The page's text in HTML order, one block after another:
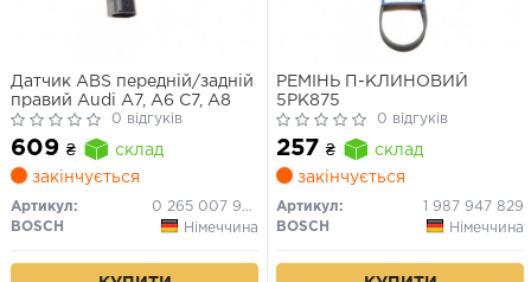
Датчик ABS передній/задній
правий Audi A7, A6 C7, A8
0 відгуків
609 ₴
склад
закінчується
Артикул:
0 265 007 928
BOSCH
Німеччина
РЕМІНЬ П-КЛИНОВИЙ
5PK875
0 відгуків
257 ₴
склад
закінчується
Артикул:
1 987 947 829
BOSCH
Німеччина